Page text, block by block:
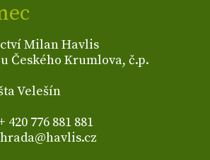
Milan Havlis
Českého Krumlova, č.p.
Velešín
776 881 881